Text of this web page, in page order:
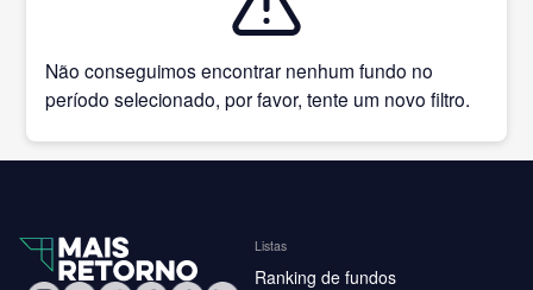
Não conseguimos encontrar nenhum fundo no
período selecionado, por favor, tente um novo filtro.
Listas
Ranking de fundos